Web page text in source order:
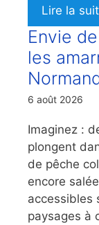
Lire la
Envie
les
6 août 2026
Imaginez :
plongent
de pêche
encore
accessibles
paysages à